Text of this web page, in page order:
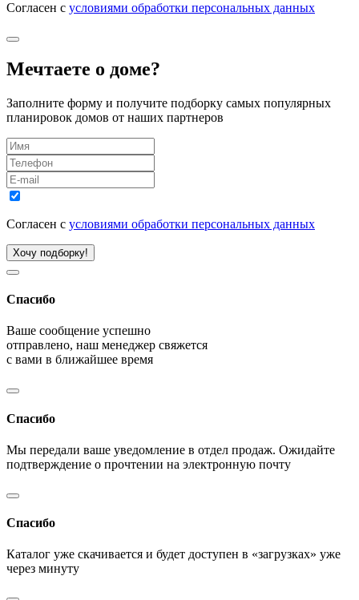
Согласен с условиями обработки персональных данных
Мечтаете о доме?
Заполните форму и получите подборку самых популярных
планировок домов от наших партнеров
Согласен с условиями обработки персональных данных
Хочу подборку!
Спасибо
Ваше сообщение успешно
отправлено, наш менеджер свяжется
с вами в ближайшее время
Спасибо
Мы передали ваше уведомление в отдел продаж. Ожидайте
подтверждение о прочтении на электронную почту
Спасибо
Каталог уже скачивается и будет доступен в «загрузках» уже
через минуту